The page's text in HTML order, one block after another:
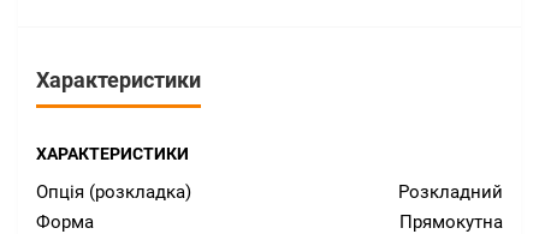
Характеристики
ХАРАКТЕРИСТИКИ
Опція (розкладка)
Розкладний
Форма
Прямокутна